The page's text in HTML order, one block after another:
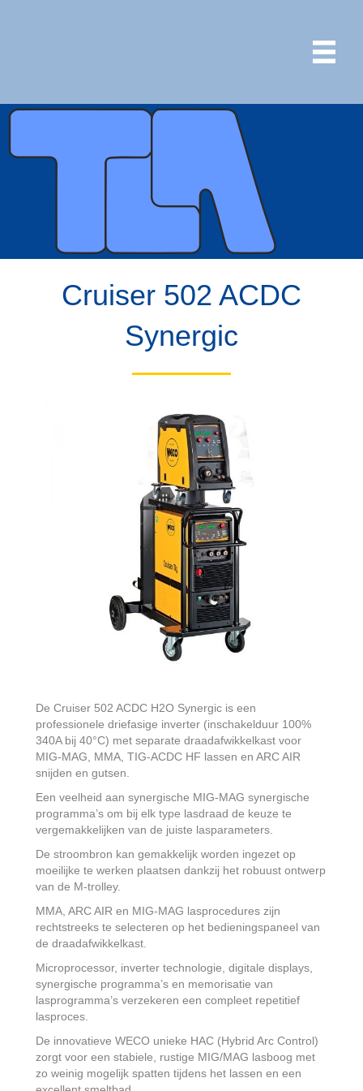
Cruiser 502 ACDC
Synergic
De Cruiser 502 ACDC H2O Synergic is een
professionele driefasige inverter (inschakelduur 100%
340A bij 40°C) met separate draadafwikkelkast voor
MIG-MAG, MMA, TIG-ACDC HF lassen en ARC AIR
snijden en gutsen.
Een veelheid aan synergische MIG-MAG synergische
programma’s om bij elk type lasdraad de keuze te
vergemakkelijken van de juiste lasparameters.
De stroombron kan gemakkelijk worden ingezet op
moeilijke te werken plaatsen dankzij het robuust ontwerp
van de M-trolley.
MMA, ARC AIR en MIG-MAG lasprocedures zijn
rechtstreeks te selecteren op het bedieningspaneel van
de draadafwikkelkast.
Microprocessor, inverter technologie, digitale displays,
synergische programma’s en memorisatie van
lasprogramma’s verzekeren een compleet repetitief
lasproces.
De innovatieve WECO unieke HAC (Hybrid Arc Control)
zorgt voor een stabiele, rustige MIG/MAG lasboog met
zo weinig mogelijk spatten tijdens het lassen en een